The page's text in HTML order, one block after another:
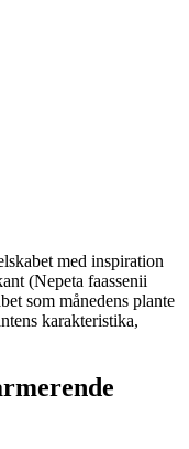
med inspiration
(Nepeta faassenii
som månedens plante
karakteristika,